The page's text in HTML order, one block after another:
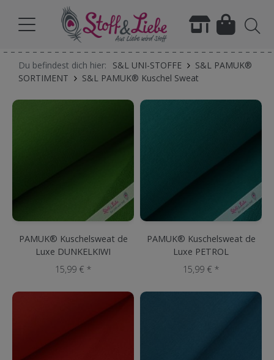
Du befindest dich hier: S&L UNI-STOFFE
S&L PAMUK®
SORTIMENT
S&L PAMUK® Kuschel Sweat
PAMUK® Kuschelsweat de
Luxe DUNKELKIWI
15,99 € *
PAMUK® Kuschelsweat de
Luxe PETROL
15,99 € *